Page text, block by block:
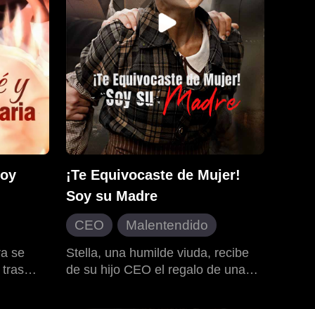
amante
el
el
a
Jillian
temblando de arrepentimiento.
se
tras
¡Te Equivocaste de Mujer!
Soy su Madre
CEO
Malentendido
Contraataque
Realidad
Relaciones familiares
Stella, una humilde viuda, recibe
de su hijo CEO el regalo de una